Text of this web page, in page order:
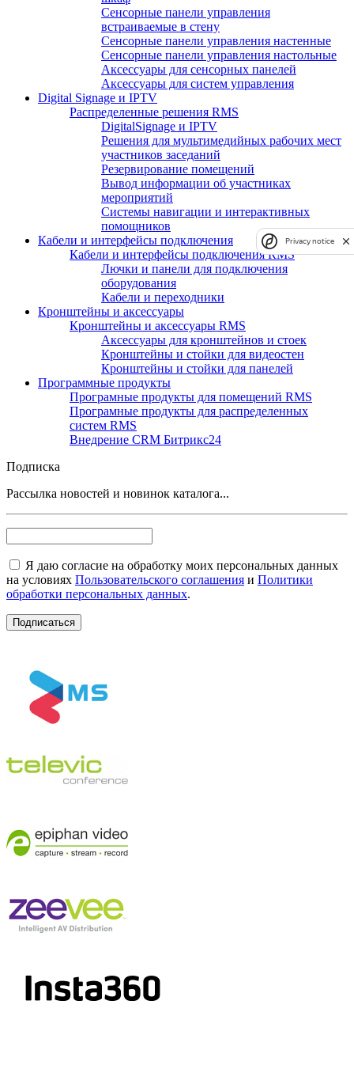
Сенсорные панели управления
встраиваемые в стену
Сенсорные панели управления настенные
Сенсорные панели управления настольные
Аксессуары для сенсорных панелей
Аксессуары для систем управления
Digital Signage и IPTV
Распределенные решения RMS
DigitalSignage и IPTV
Решения для мультимедийных рабочих мест
участников заседаний
Резервирование помещений
Вывод информации об участниках
мероприятий
Системы навигации и интерактивных
помощников
Кабели и интерфейсы подключения
Кабели и интерфейсы подключения RMS
Лючки и панели для подключения
оборудования
Кабели и переходники
Кронштейны и аксессуары
Кронштейны и аксессуары RMS
Аксессуары для кронштейнов и стоек
Кронштейны и стойки для видеостен
Кронштейны и стойки для панелей
Программные продукты
Програмные продукты для помещений RMS
Програмные продукты для распределенных
систем RMS
Внедрение CRM Битрикс24
Подписка
Рассылка новостей и новинок каталога...
Я даю согласие на обработку моих персональных данных
на условиях Пользовательского соглашения и Политики
обработки персональных данных.
Privacy notice